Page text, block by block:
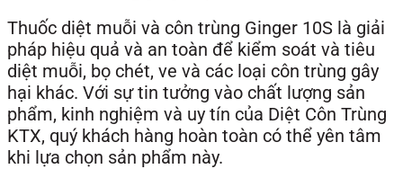
Thuốc diệt muỗi và côn trùng Ginger 10S là giải
pháp hiệu quả và an toàn để kiểm soát và tiêu
diệt muỗi, bọ chét, ve và các loại côn trùng gây
hại khác. Với sự tin tưởng vào chất lượng sản
phẩm, kinh nghiệm và uy tín của Diệt Côn Trùng
KTX, quý khách hàng hoàn toàn có thể yên tâm
khi lựa chọn sản phẩm này.